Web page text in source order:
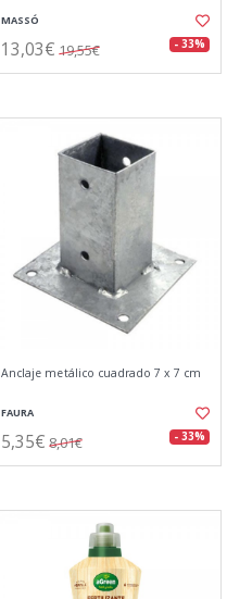
MASSÓ
13,03€ 19,55€ - 33%
Anclaje metálico cuadrado 7 x 7 cm
FAURA
5,35€ 8,01€ - 33%